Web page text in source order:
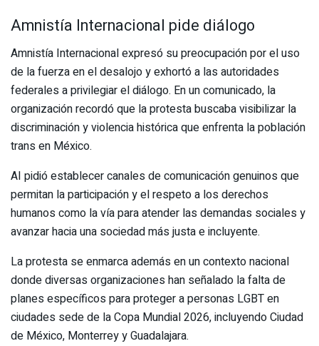
Amnistía Internacional pide diálogo
Amnistía Internacional expresó su preocupación por el uso
de la fuerza en el desalojo y exhortó a las autoridades
federales a privilegiar el diálogo. En un comunicado, la
organización recordó que la protesta buscaba visibilizar la
discriminación y violencia histórica que enfrenta la población
trans en México.
AI pidió establecer canales de comunicación genuinos que
permitan la participación y el respeto a los derechos
humanos como la vía para atender las demandas sociales y
avanzar hacia una sociedad más justa e incluyente.
La protesta se enmarca además en un contexto nacional
donde diversas organizaciones han señalado la falta de
planes específicos para proteger a personas LGBT en
ciudades sede de la Copa Mundial 2026, incluyendo Ciudad
de México, Monterrey y Guadalajara.